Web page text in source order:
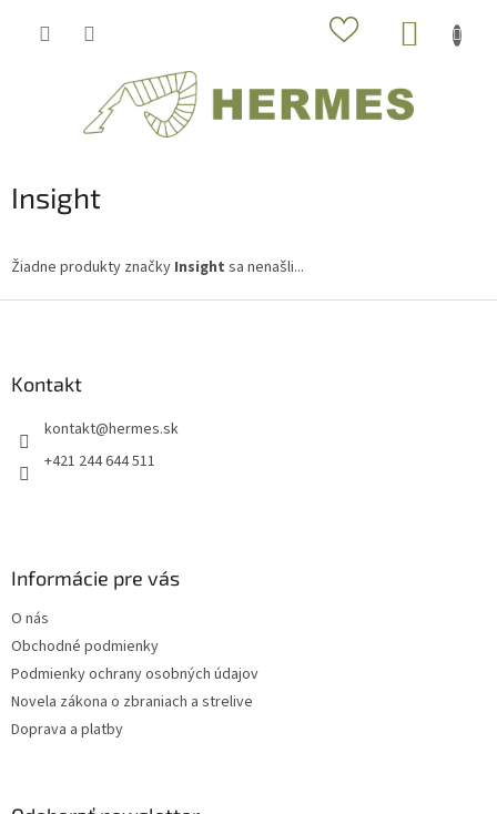
Insight
Žiadne produkty značky Insight sa nenašli...
Kontakt
kontakt@hermes.sk
+421 244 644 511
Informácie pre vás
O nás
Obchodné podmienky
Podmienky ochrany osobných údajov
Novela zákona o zbraniach a strelive
Doprava a platby